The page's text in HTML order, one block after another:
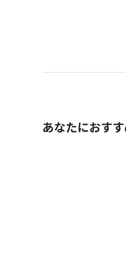
あなたにおす